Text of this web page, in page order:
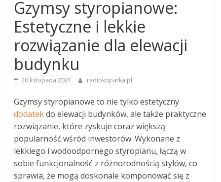
Gzymsy styropianowe:
Estetyczne i lekkie
rozwiązanie dla elewacji
budynku
20 listopada 2021 radiokoparka.pl
Gzymsy styropianowe to nie tylko estetyczny
dodatekdo elewacji budynków, ale także praktyczne
rozwiązanie, które zyskuje coraz większą
popularność wśród inwestorów. Wykonane z
lekkiego i wodoodpornego styropianu, łączą w
sobie funkcjonalność z różnorodnością stylów, co
sprawia, że mogą doskonale komponować się z